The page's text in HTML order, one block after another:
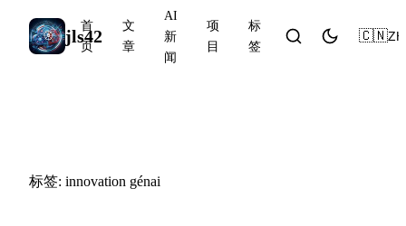
jls42
首
页
文
章
AI
新
闻
项
目
标
签
🇨🇳ZH
标签: innovation génai